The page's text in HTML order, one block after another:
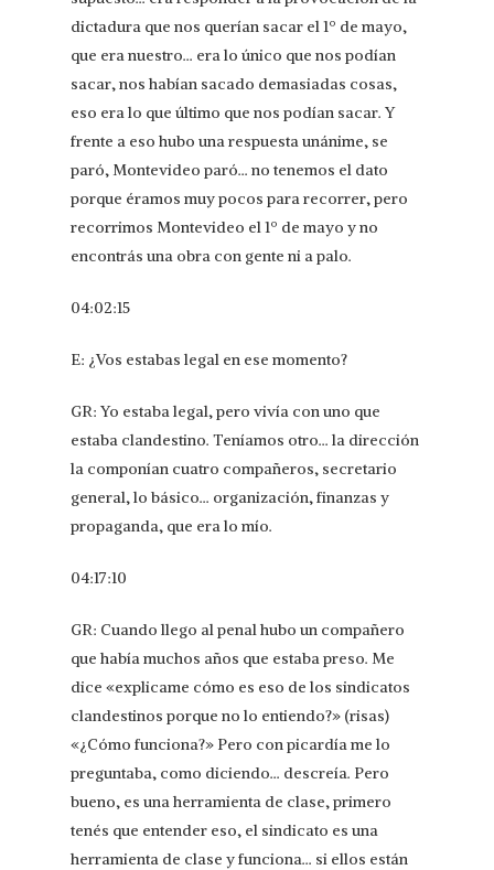
dictadura que nos querían sacar el 1º de mayo,
que era nuestro… era lo único que nos podían
sacar, nos habían sacado demasiadas cosas,
eso era lo que último que nos podían sacar. Y
frente a eso hubo una respuesta unánime, se
paró, Montevideo paró… no tenemos el dato
porque éramos muy pocos para recorrer, pero
recorrimos Montevideo el 1º de mayo y no
encontrás una obra con gente ni a palo.
04:02:15
E: ¿Vos estabas legal en ese momento?
GR: Yo estaba legal, pero vivía con uno que
estaba clandestino. Teníamos otro… la dirección
la componían cuatro compañeros, secretario
general, lo básico… organización, finanzas y
propaganda, que era lo mío.
04:17:10
GR: Cuando llego al penal hubo un compañero
que había muchos años que estaba preso. Me
dice «explicame cómo es eso de los sindicatos
clandestinos porque no lo entiendo?» (risas)
«¿Cómo funciona?» Pero con picardía me lo
preguntaba, como diciendo… descreía. Pero
bueno, es una herramienta de clase, primero
tenés que entender eso, el sindicato es una
herramienta de clase y funciona… si ellos están